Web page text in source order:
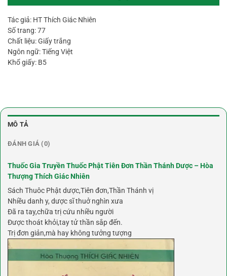
Tác giả: HT Thích Giác Nhiên
Số trang: 77
Chất liệu: Giấy trắng
Ngôn ngữ: Tiếng Việt
Khổ giấy: B5
MÔ TẢ
ĐÁNH GIÁ (0)
Thuốc Gia Truyền Thuốc Phật Tiên Đơn Thần Thánh Dược – Hòa
Thượng Thích Giác Nhiên
Sách Thuôc Phật dược,Tiên đơn,Thần Thánh vị
Nhiều danh y, dược sĩ thuở nghìn xưa
Đã ra tay,chữa trị cứu nhiều người
Được thoát khỏi,tay tử thần sắp đến.
Trị đơn giản,mà hay không tưởng tượng